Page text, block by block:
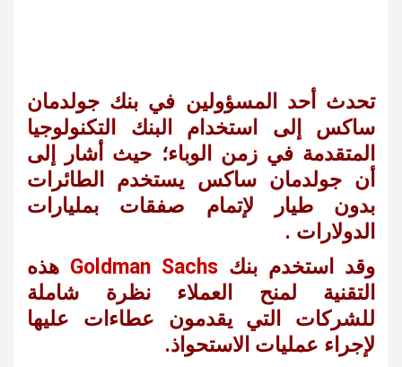
تحدث أحد المسؤولين في بنك جولدمان
ساكس إلى استخدام البنك التكنولوجيا
المتقدمة في زمن الوباء؛ حيث أشار إلى
أن جولدمان ساكس يستخدم الطائرات
بدون طيار لإتمام صفقات بمليارات
الدولارات .
وقد استخدم بنك Goldman Sachs هذه
التقنية لمنح العملاء نظرة شاملة
للشركات التي يقدمون عطاءات عليها
لإجراء عمليات الاستحواذ.